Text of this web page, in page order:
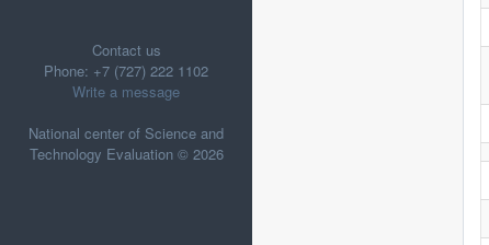
Contact us
Phone: +7 (727) 222 1102
Write a message
National center of Science and
Technology Evaluation © 2026